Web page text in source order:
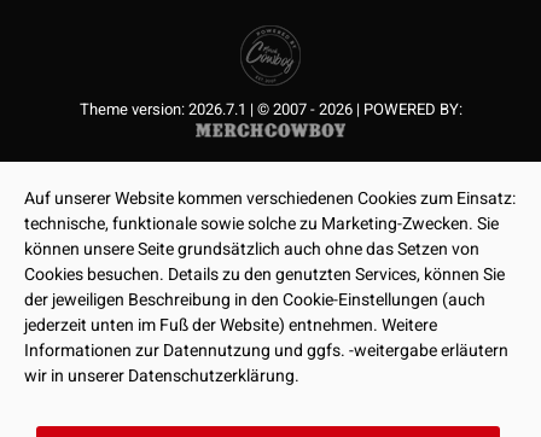
Theme version: 2026.7.1 | © 2007 - 2026 | POWERED BY:
Auf unserer Website kommen verschiedenen Cookies zum Einsatz:
technische, funktionale sowie solche zu Marketing-Zwecken. Sie
können unsere Seite grundsätzlich auch ohne das Setzen von
Cookies besuchen. Details zu den genutzten Services, können Sie
der jeweiligen Beschreibung in den Cookie-Einstellungen (auch
jederzeit unten im Fuß der Website) entnehmen. Weitere
Informationen zur Datennutzung und ggfs. -weitergabe erläutern
wir in unserer Datenschutzerklärung.